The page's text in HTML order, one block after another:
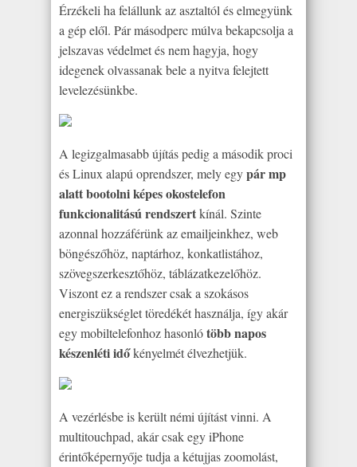
Érzékeli ha felállunk az asztaltól és elmegyünk
a gép elől. Pár másodperc múlva bekapcsolja a
jelszavas védelmet és nem hagyja, hogy
idegenek olvassanak bele a nyitva felejtett
levelezésünkbe.
A legizgalmasabb újítás pedig a második proci
és Linux alapú oprendszer, mely egypár mp
alatt bootolni képes okostelefon
funkcionalitású rendszertkínál. Szinte
azonnal hozzáférünk az emailjeinkhez, web
böngészőhöz, naptárhoz, konkatlistához,
szövegszerkesztőhöz, táblázatkezelőhöz.
Viszont ez a rendszer csak a szokásos
energiszükséglet töredékét használja, így akár
egy mobiltelefonhoz hasonlótöbb napos
készenléti időkényelmét élvezhetjük.
A vezérlésbe is került némi újítást vinni. A
multitouchpad, akár csak egy iPhone
érintőképernyője tudja a kétujjas zoomolást,